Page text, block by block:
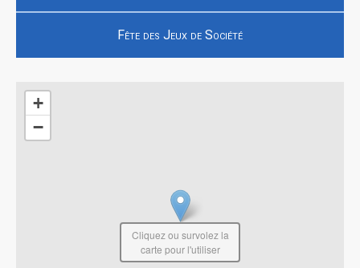
Fête des Jeux de Société
+
−
Cliquez ou survolez la
carte pour l'utiliser